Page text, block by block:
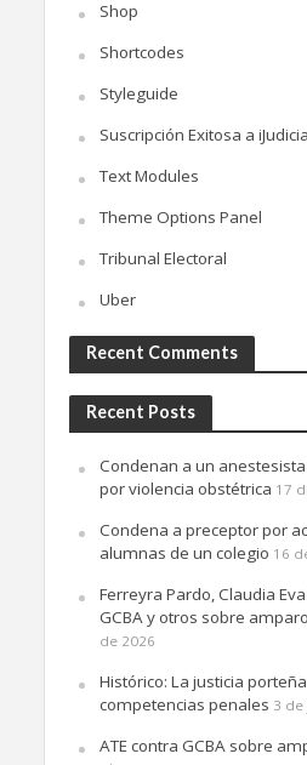
Shop
Shortcodes
Styleguide
Suscripción Exitosa a
Text Modules
Theme Options Panel
Tribunal Electoral
Uber
Recent Comments
Recent Posts
Condenan a un
por violencia obstétrica 17
Condena a preceptor por
alumnas de un colegio 16
Ferreyra Pardo, Claudia
GCBA y otros sobre
de 2026
Histórico: La justicia
competencias penales 3
ATE contra GCBA sobre